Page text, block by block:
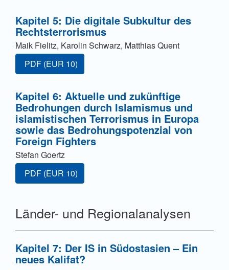
Kapitel 5: Die digitale Subkultur des
Rechtsterrorismus
Maik Fielitz, Karolin Schwarz, Matthias Quent
Zugang für Abonnent/innen oder durch Zahlung einer
PDF (EUR 10)
Kapitel 6: Aktuelle und zukünftige
Bedrohungen durch Islamismus und
islamistischen Terrorismus in Europa
sowie das Bedrohungspotenzial von
Foreign Fighters
Stefan Goertz
Zugang für Abonnent/innen oder durch Zahlung einer
PDF (EUR 10)
Länder- und Regionalanalysen
Kapitel 7: Der IS in Südostasien – Ein
neues Kalifat?